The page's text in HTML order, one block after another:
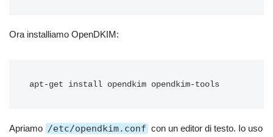
Ora installiamo OpenDKIM:
Apriamo /etc/opendkim.conf con un editor di testo. Io uso